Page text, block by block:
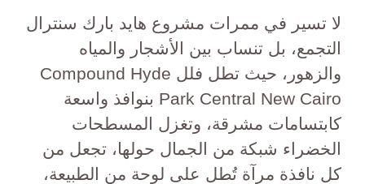
لا تسير في ممرات مشروع هايد بارك سنترال
التجمع، بل تنساب بين الأشجار والمياه
والزهور، حيث تطل فلل Compound Hyde
Park Central New Cairo بنوافذ واسعة
كابتسامات مشرقة، وتغزل المسطحات
الخضراء شبكة من الجمال حولها، تجعل من
كل نافذة مرآة تُطل على لوحة من الطبيعة،